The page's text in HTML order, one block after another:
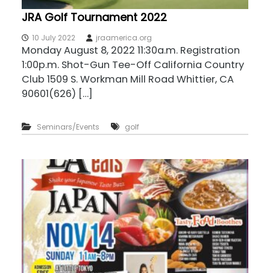
JRA Golf Tournament 2022
10 July 2022 jraamerica.org
Monday August 8, 2022 11:30a.m. Registration
1:00p.m. Shot-Gun Tee-Off California Country
Club 1509 S. Workman Mill Road Whittier, CA
90601(626) […]
Seminars/Events golf